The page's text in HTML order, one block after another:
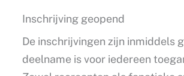
Inschrijving geopend
De inschrijvingen zijn inmiddels
deelname is voor iedereen